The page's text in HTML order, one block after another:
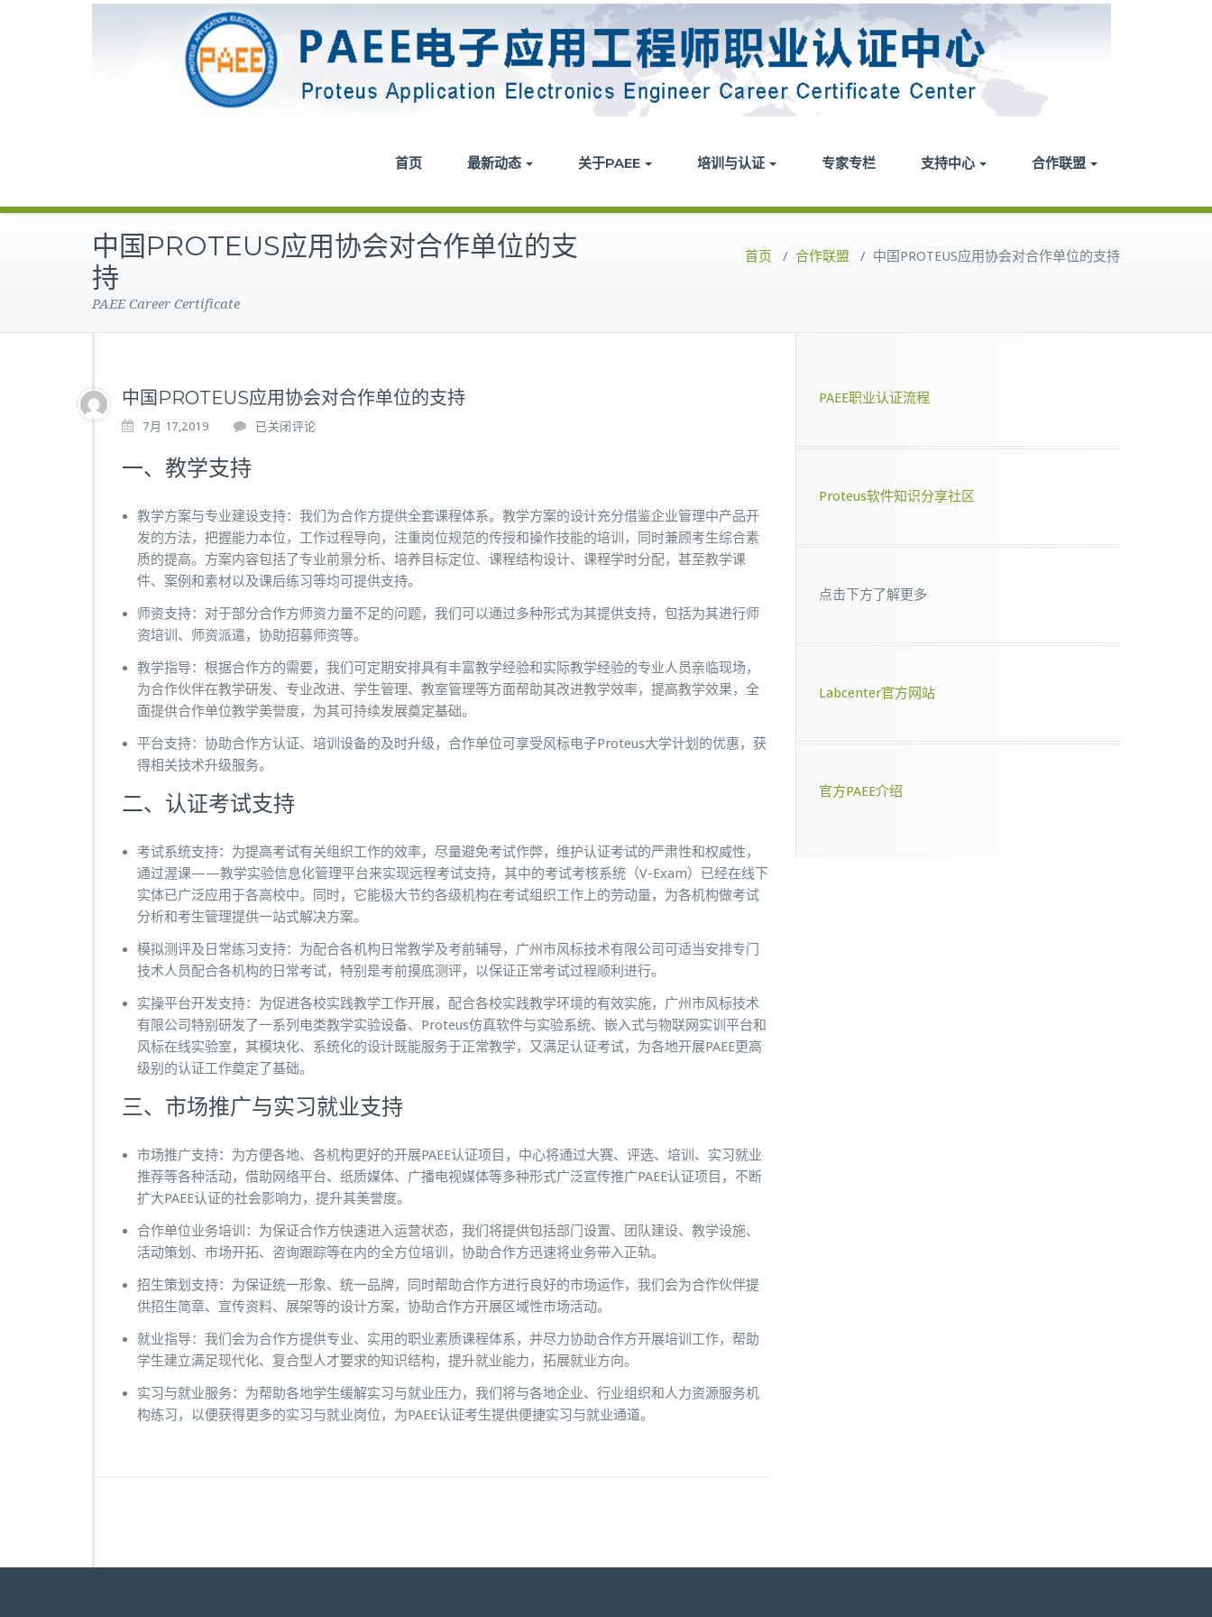
首页 最新动态 关于PAEE 培训与认证 专家专栏 支持中心 合作联盟
中国PROTEUS应用协会对合作单位的支
持
PAEE Career Certificate
首页 / 合作联盟 / 中国PROTEUS应用协会对合作单位的支持
中国PROTEUS应用协会对合作单位的支持
7月 17,2019
中
T
E
U
S
应
用
协
会
对
合
作
单
位
的
支
已关闭评论
一、教学支持
教学方案与专业建设支持：我们为合作方提供全套课程体系。教学方案的设计充分借鉴企业管理中产品开
发的方法，把握能力本位，工作过程导向，注重岗位规范的传授和操作技能的培训，同时兼顾考生综合素
质的提高。方案内容包括了专业前景分析、培养目标定位、课程结构设计、课程学时分配，甚至教学课
件、案例和素材以及课后练习等均可提供支持。
师资支持：对于部分合作方师资力量不足的问题，我们可以通过多种形式为其提供支持，包括为其进行师
资培训、师资派遣，协助招募师资等。
教学指导：根据合作方的需要，我们可定期安排具有丰富教学经验和实际教学经验的专业人员亲临现场，
为合作伙伴在教学研发、专业改进、学生管理、教室管理等方面帮助其改进教学效率，提高教学效果，全
面提供合作单位教学美誉度，为其可持续发展奠定基础。
平台支持：协助合作方认证、培训设备的及时升级，合作单位可享受风标电子Proteus大学计划的优惠，获
得相关技术升级服务。
二、认证考试支持
考试系统支持：为提高考试有关组织工作的效率，尽量避免考试作弊，维护认证考试的严肃性和权威性，
通过渥课——教学实验信息化管理平台来实现远程考试支持，其中的考试考核系统（V-Exam）已经在线下
实体已广泛应用于各高校中。同时，它能极大节约各级机构在考试组织工作上的劳动量，为各机构做考试
分析和考生管理提供一站式解决方案。
模拟测评及日常练习支持：为配合各机构日常教学及考前辅导，广州市风标技术有限公司可适当安排专门
技术人员配合各机构的日常考试，特别是考前摸底测评，以保证正常考试过程顺利进行。
实操平台开发支持：为促进各校实践教学工作开展，配合各校实践教学环境的有效实施，广州市风标技术
有限公司特别研发了一系列电类教学实验设备、Proteus仿真软件与实验系统、嵌入式与物联网实训平台和
风标在线实验室，其模块化、系统化的设计既能服务于正常教学，又满足认证考试，为各地开展PAEE更高
级别的认证工作奠定了基础。
三、市场推广与实习就业支持
市场推广支持：为方便各地、各机构更好的开展PAEE认证项目，中心将通过大赛、评选、培训、实习就业
推荐等各种活动，借助网络平台、纸质媒体、广播电视媒体等多种形式广泛宣传推广PAEE认证项目，不断
扩大PAEE认证的社会影响力，提升其美誉度。
合作单位业务培训：为保证合作方快速进入运营状态，我们将提供包括部门设置、团队建设、教学设施、
活动策划、市场开拓、咨询跟踪等在内的全方位培训，协助合作方迅速将业务带入正轨。
招生策划支持：为保证统一形象、统一品牌，同时帮助合作方进行良好的市场运作，我们会为合作伙伴提
供招生简章、宣传资料、展架等的设计方案，协助合作方开展区域性市场活动。
就业指导：我们会为合作方提供专业、实用的职业素质课程体系，并尽力协助合作方开展培训工作，帮助
学生建立满足现代化、复合型人才要求的知识结构，提升就业能力，拓展就业方向。
实习与就业服务：为帮助各地学生缓解实习与就业压力，我们将与各地企业、行业组织和人力资源服务机
构练习，以便获得更多的实习与就业岗位，为PAEE认证考生提供便捷实习与就业通道。
PAEE职业认证流程
Proteus软件知识分享社区
点击下方了解更多
Labcenter官方网站
官方PAEE介绍